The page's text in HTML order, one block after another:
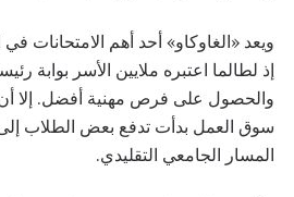
ويعد «الغاوكاو» أحد أهم الامتحانات
إذ لطالما اعتبره ملايين الأسر بوابة
والحصول على فرص مهنية أفضل. إلا
سوق العمل بدأت تدفع بعض الطلاب
المسار الجامعي التقليدي.